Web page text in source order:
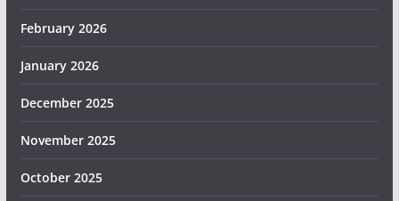
February 2026
January 2026
December 2025
November 2025
October 2025